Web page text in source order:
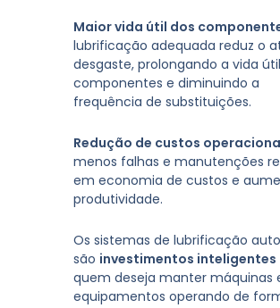
Maior vida útil dos
lubrificação adequada reduz o
desgaste, prolongando a vida
componentes e diminuindo a
frequência de substituições.
Redução de custos
menos falhas e manutenções
em economia de custos e
produtividade.
Os sistemas de lubrificação
são investimentos inteligentes
quem deseja manter máquinas
equipamentos operando de